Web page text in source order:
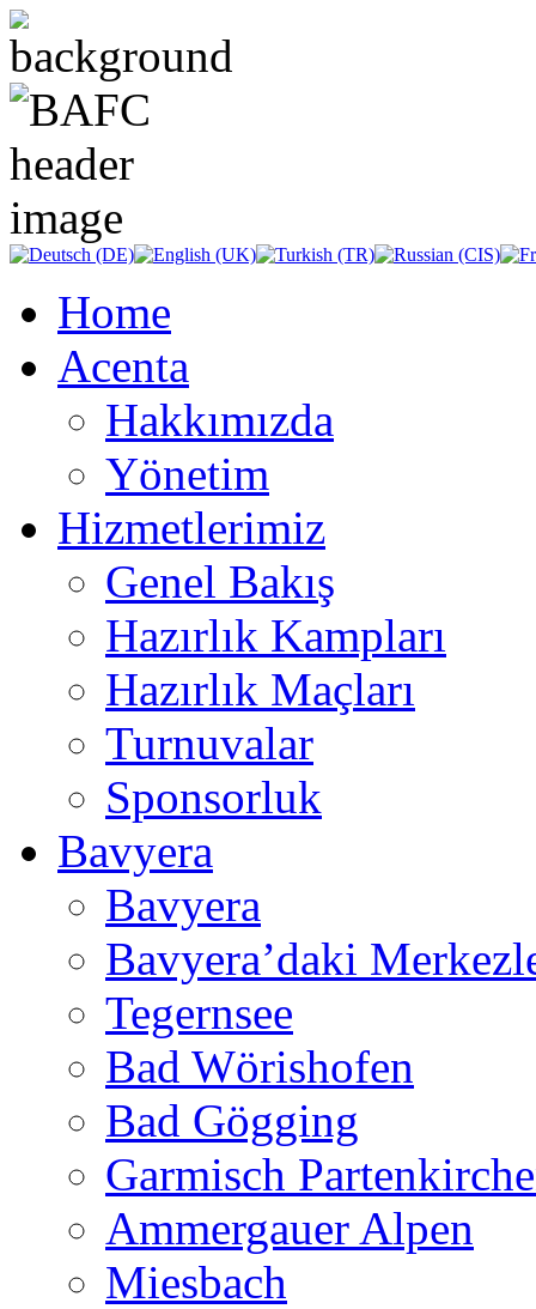
Home
Acenta
Hakkımızda
Yönetim
Hizmetlerimiz
Genel Bakış
Hazırlık Kampları
Hazırlık Maçları
Turnuvalar
Sponsorluk
Bavyera
Bavyera
Bavyera’daki
Tegernsee
Bad Wörishofen
Bad Gögging
Garmisch
Ammergauer Alpen
Miesbach